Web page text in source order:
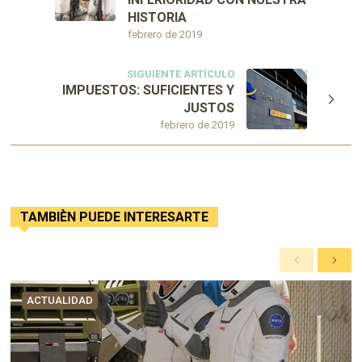
febrero de 2019
HISTORIA
SIGUIENTE ARTÍCULO
febrero de 2019
IMPUESTOS: SUFICIENTES Y
JUSTOS
TAMBIÈN PUEDE INTERESARTE
A
n
t
e
r
i
o
S
i
g
u
i
e
n
ACTUALIDAD